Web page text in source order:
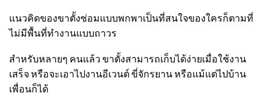
แนวคิดของขาตั้งซ่อมแบบพกพาเป็นที่สนใจของใครก็ตามที่
ไม่มีพื้นที่ทำงานแบบถาวร
สำหรับหลายๆ คนแล้ว ขาตั้งสามารถเก็บได้ง่ายเมื่อใช้งาน
เสร็จ หรือจะเอาไปงานอีเวนต์ ขี่จักรยาน หรือแม้แต่ไปบ้าน
เพื่อนก็ได้